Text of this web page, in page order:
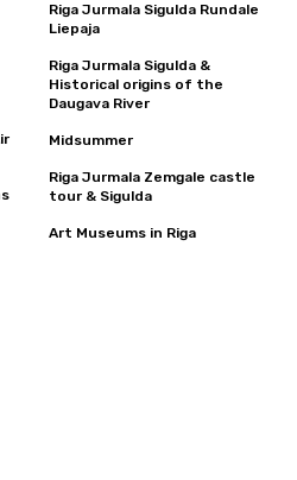
Riga Jurmala Sigulda Rundale
Liepaja
Riga Jurmala Sigulda &
Historical origins of the
Daugava River
Midsummer
Riga Jurmala Zemgale castle
tour & Sigulda
Art Museums in Riga